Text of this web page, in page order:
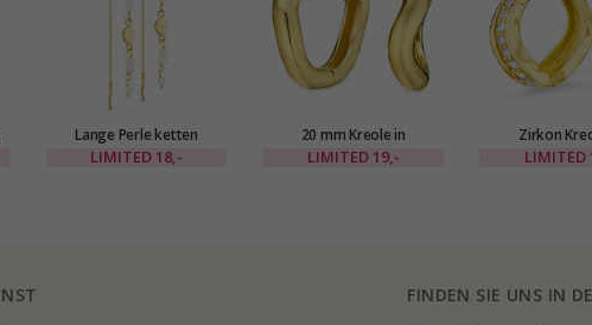
Lange Perle ketten
ohrringe in vergoldetes
LIMITED 18,-
20 mm Kreole in
vergoldetes Messing - Eliné
LIMITED 19,-
Zirkon
vergoldetesLIMITED
FINDEN SIE UNS IN